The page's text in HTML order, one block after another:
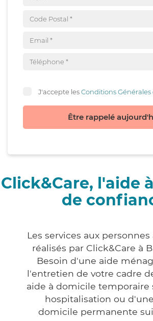
J'accepte lesConditions
Être rappelé
Click&Care, l'aide
de
Les services aux
réalisés par Click&Care à
Besoin d'une aide
l'entretien de votre cadre
aide à domicile temporaire
hospitalisation ou
domicile permanente